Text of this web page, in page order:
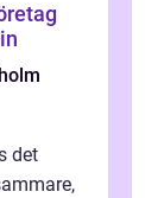
det